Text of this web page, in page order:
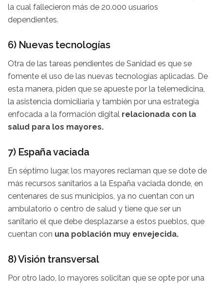
la cual fallecieron más de 20.000 usuarios
dependientes.
6) Nuevas tecnologías
Otra de las tareas pendientes de Sanidad es que se
fomente el uso de las nuevas tecnologías aplicadas. De
esta manera, piden que se apueste por la telemedicina,
la asistencia domiciliaria y también por una estrategia
enfocada a la formación digital relacionada con la
salud para los mayores.
7) España vaciada
En séptimo lugar, los mayores reclaman que se dote de
más recursos sanitarios a la España vaciada donde, en
centenares de sus municipios, ya no cuentan con un
ambulatorio o centro de salud y tiene que ser un
sanitario el que debe desplazarse a estos pueblos, que
cuentan con una población muy envejecida.
8) Visión transversal
Por otro lado, lo mayores solicitan que se opte por una